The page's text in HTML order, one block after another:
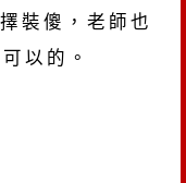
裝傻，老師也
以的。